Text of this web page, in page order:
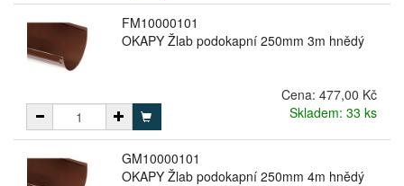
FM10000101
OKAPY Žlab podokapní 250mm 3m hnědý
Cena: 477,00 Kč
Skladem: 33 ks
GM10000101
OKAPY Žlab podokapní 250mm 4m hnědý